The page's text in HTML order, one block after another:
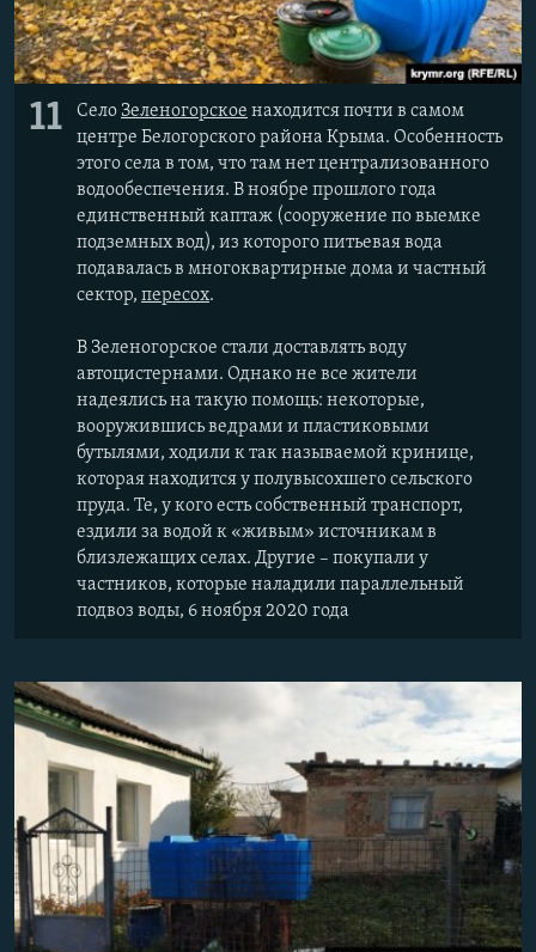
11 Село Зеленогорское находится почти в самом
центре Белогорского района Крыма. Особенность
этого села в том, что там нет централизованного
водообеспечения. В ноябре прошлого года
единственный каптаж (сооружение по выемке
подземных вод), из которого питьевая вода
подавалась в многоквартирные дома и частный
сектор, пересох.
В Зеленогорское стали доставлять воду
автоцистернами. Однако не все жители
надеялись на такую помощь: некоторые,
вооружившись ведрами и пластиковыми
бутылями, ходили к так называемой кринице,
которая находится у полувысохшего сельского
пруда. Те, у кого есть собственный транспорт,
ездили за водой к «живым» источникам в
близлежащих селах. Другие – покупали у
частников, которые наладили параллельный
подвоз воды, 6 ноября 2020 года